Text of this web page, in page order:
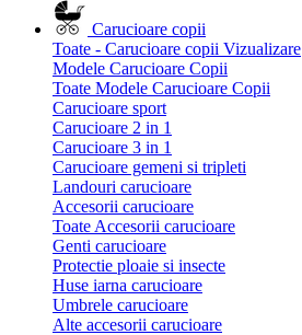
Carucioare copii
Toate - Carucioare copii Vizualizare
Modele Carucioare Copii
Toate Modele Carucioare Copii
Carucioare sport
Carucioare 2 in 1
Carucioare 3 in 1
Carucioare gemeni si tripleti
Landouri carucioare
Accesorii carucioare
Toate Accesorii carucioare
Genti carucioare
Protectie ploaie si insecte
Huse iarna carucioare
Umbrele carucioare
Alte accesorii carucioare